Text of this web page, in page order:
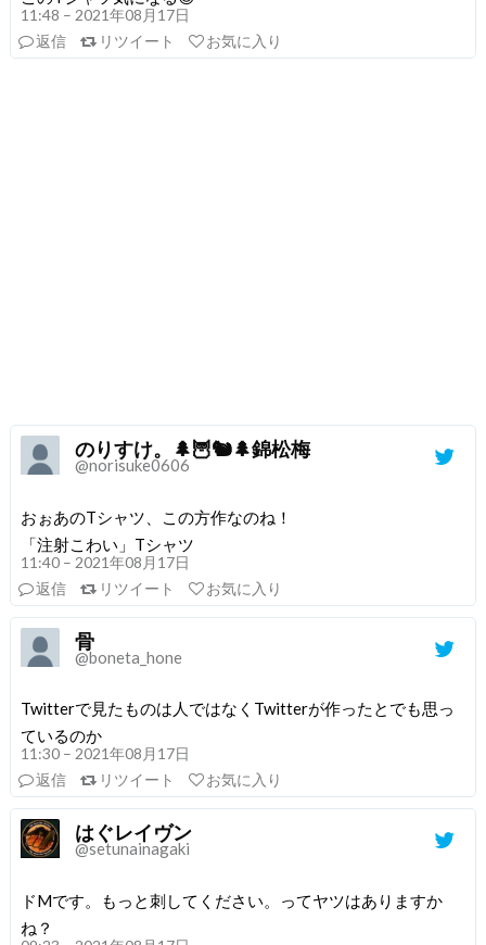
11:48 – 2021年08月17日
返信
リツイート お気に入り
のりすけ。🌲🦉🐿️🌲錦松梅
@norisuke0606
おぉあのTシャツ、この方作なのね！
「注射こわい」Tシャツ
11:40 – 2021年08月17日
返信
リツイート お気に入り
骨
@boneta_hone
Twitterで見たものは人ではなくTwitterが作ったとでも思っ
ているのか
11:30 – 2021年08月17日
返信
リツイート お気に入り
はぐレイヴン
@setunainagaki
ドMです。もっと刺してください。ってヤツはありますか
ね？